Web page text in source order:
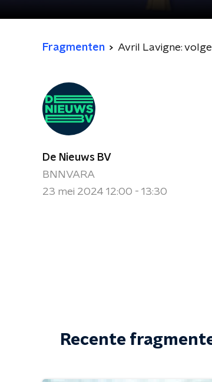
Fragmenten Avril Lavigne:
De Nieuws BV
BNNVARA
23 mei 2024 12:00 - 13:30
Recente